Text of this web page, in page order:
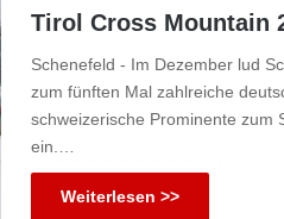
Tirol Cross Mountain
Schenefeld - Im Dezember lud
zum fünften Mal zahlreiche
schweizerische Prominente zum
ein.…
Weiterlesen >>